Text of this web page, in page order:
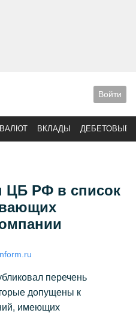
Войти
ВКЛАДЫ ДЕБЕТОВЫЕ
ЦБ РФ в список
перечень
допущены к
имеющих